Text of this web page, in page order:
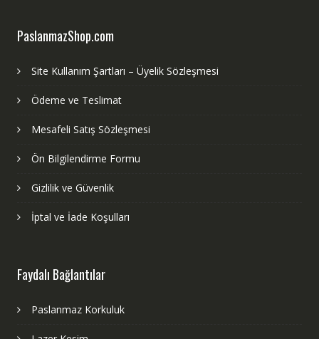
PaslanmazShop.com
Site Kullanım Şartları – Üyelik Sözleşmesi
Ödeme ve Teslimat
Mesafeli Satış Sözleşmesi
Ön Bilgilendirme Formu
Gizlilik ve Güvenlik
İptal ve İade Koşulları
Faydalı Bağlantılar
Paslanmaz Korkuluk